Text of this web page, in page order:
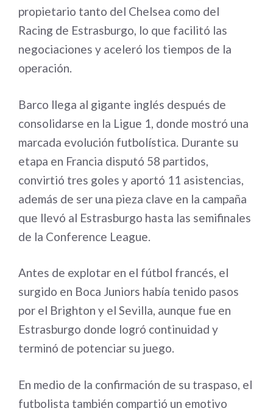
propietario tanto del Chelsea como del
Racing de Estrasburgo, lo que facilitó las
negociaciones y aceleró los tiempos de la
operación.
Barco llega al gigante inglés después de
consolidarse en la Ligue 1, donde mostró una
marcada evolución futbolística. Durante su
etapa en Francia disputó 58 partidos,
convirtió tres goles y aportó 11 asistencias,
además de ser una pieza clave en la campaña
que llevó al Estrasburgo hasta las semifinales
de la Conference League.
Antes de explotar en el fútbol francés, el
surgido en Boca Juniors había tenido pasos
por el Brighton y el Sevilla, aunque fue en
Estrasburgo donde logró continuidad y
terminó de potenciar su juego.
En medio de la confirmación de su traspaso, el
futbolista también compartió un emotivo